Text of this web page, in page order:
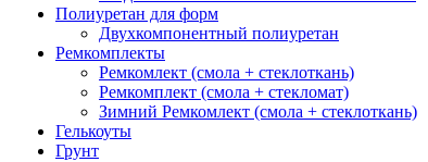
Полиуретан для форм
Двухкомпонентный полиуретан
Ремкомплекты
Ремкомлект (смола + стеклоткань)
Ремкомплект (смола + стекломат)
Зимний Ремкомлект (смола + стеклоткань)
Гелькоуты
Грунт